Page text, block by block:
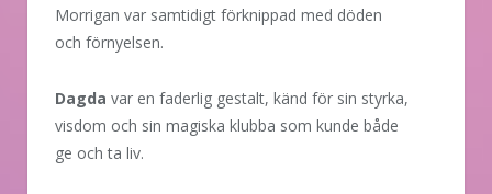
Morrigan var samtidigt förknippad med döden
och förnyelsen.
Dagda var en faderlig gestalt, känd för sin styrka,
visdom och sin magiska klubba som kunde både
ge och ta liv.